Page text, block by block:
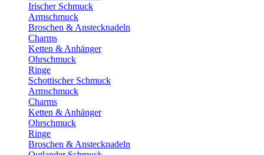
Irischer Schmuck
Armschmuck
Broschen & Anstecknadeln
Charms
Ketten & Anhänger
Ohrschmuck
Ringe
Schottischer Schmuck
Armschmuck
Charms
Ketten & Anhänger
Ohrschmuck
Ringe
Broschen & Anstecknadeln